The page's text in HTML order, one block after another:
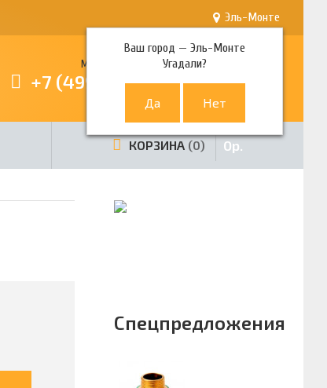
Эль-Монте
Ваш город —Эль-Монте
Угадали?
Многоканальный телефон
+7 (499) 380-80-80
КОРЗИНА 0 0р.
Спецпредложения